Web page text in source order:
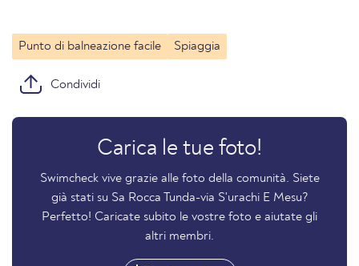
Punto di balneazione facile Spiaggia
Condividi
Carica le tue foto!
Swimcheck vive grazie alle foto della comunità. Siete
già stati su Sa Rocca Tunda-via S'urachi E Mesu?
Perfetto! Caricate subito le vostre foto e aiutate gli
altri membri.